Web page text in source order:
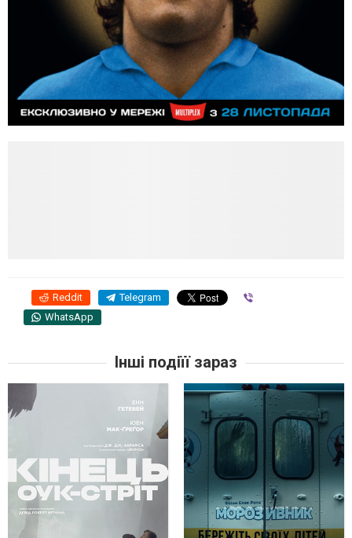
Reddit Telegram
WhatsApp
Інші подіїї зараз